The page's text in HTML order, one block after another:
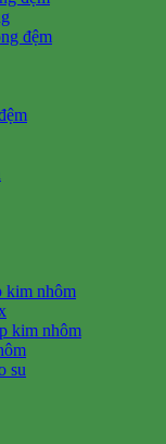
đệm
kim nhôm
kim nhôm
su